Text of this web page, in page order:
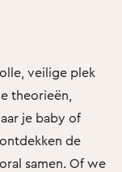
veilige plek
theorieën,
je baby of
de
samen. Of we